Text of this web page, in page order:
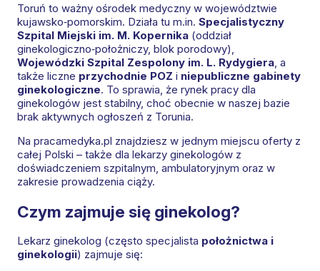
Toruń to ważny ośrodek medyczny w województwie
kujawsko‑pomorskim. Działa tu m.in. Specjalistyczny
Szpital Miejski im. M. Kopernika (oddział
ginekologiczno‑położniczy, blok porodowy),
Wojewódzki Szpital Zespolony im. L. Rydygiera, a
także liczne przychodnie POZ i niepubliczne gabinety
ginekologiczne. To sprawia, że rynek pracy dla
ginekologów jest stabilny, choć obecnie w naszej bazie
brak aktywnych ogłoszeń z Torunia.
Na pracamedyka.pl znajdziesz w jednym miejscu oferty z
całej Polski – także dla lekarzy ginekologów z
doświadczeniem szpitalnym, ambulatoryjnym oraz w
zakresie prowadzenia ciąży.
Czym zajmuje się ginekolog?
Lekarz ginekolog (często specjalista położnictwa i
ginekologii) zajmuje się: